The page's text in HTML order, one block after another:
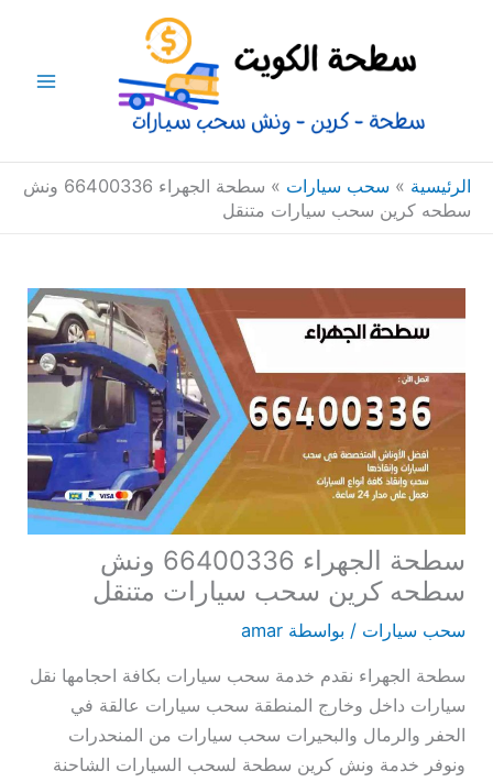
الرئيسية » سحب سيارات »
سطحة الجهراء 66400336 ونش
سطحه كرين سحب سيارات متنقل
سطحة الجهراء 66400336 ونش
سطحه كرين سحب سيارات متنقل
سحب سيارات / بواسطة amar
سطحة الجهراء نقدم خدمة سحب سيارات بكافة احجامها نقل
سيارات داخل وخارج المنطقة سحب سيارات عالقة في
الحفر والرمال والبحيرات سحب سيارات من المنحدرات
ونوفر خدمة ونش كرين سطحة لسحب السيارات الشاحنة